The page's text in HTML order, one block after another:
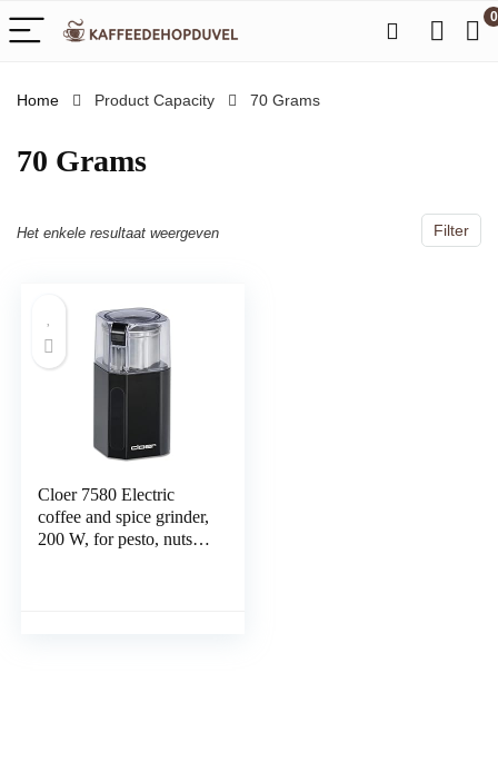
0
Home Product Capacity ‎70 Grams
‎70 Grams
Filter
Het enkele resultaat weergeven
Cloer 7580 Electric
coffee and spice grinder,
200 W, for pesto, nuts